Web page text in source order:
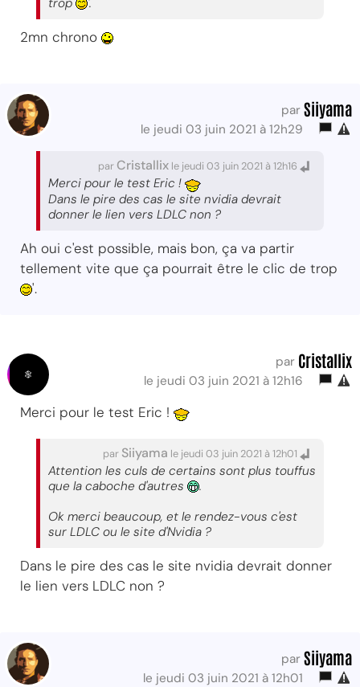
2mn chrono
par Siiyama
le jeudi 03 juin 2021 à 12h29
par Cristallix le jeudi 03 juin 2021 à 12h16
Merci pour le test Eric !
Dans le pire des cas le site nvidia devrait
donner le lien vers LDLC non ?
Ah oui c'est possible, mais bon, ça va partir
tellement vite que ça pourrait être le clic de trop
'.
par Cristallix
le jeudi 03 juin 2021 à 12h16
Merci pour le test Eric !
par Siiyama le jeudi 03 juin 2021 à 12h01
Attention les culs de certains sont plus touffus
que la caboche d'autres
.
Ok merci beaucoup, et le rendez-vous c'est
sur LDLC ou le site d'Nvidia ?
Dans le pire des cas le site nvidia devrait donner
le lien vers LDLC non ?
par Siiyama
le jeudi 03 juin 2021 à 12h01